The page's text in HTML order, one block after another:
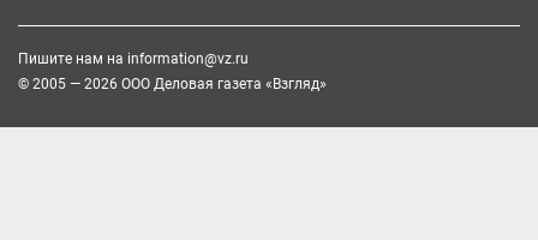
Пишите нам на information@vz.ru
© 2005 — 2026 ООО Деловая газета «Взгляд»